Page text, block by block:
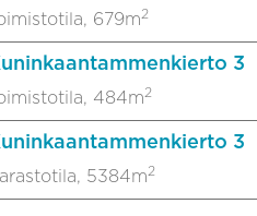
679m2
3
484m2
3
5384m2